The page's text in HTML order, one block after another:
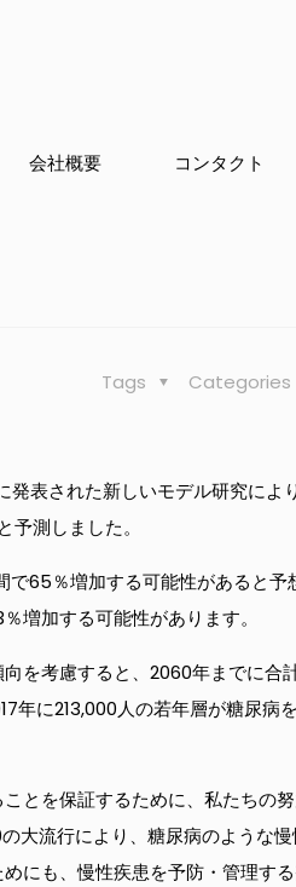
会社概要 コンタクト
Categories
Tags
表された新しいモデル研究によ
測しました。
で65％増加する可能性があると予
増加する可能性があります。
を考慮すると、2060年までに合
年に213,000人の若年層が糖尿病
とを保証するために、私たちの
大流行により、糖尿病のような慢
にも、慢性疾患を予防・管理す